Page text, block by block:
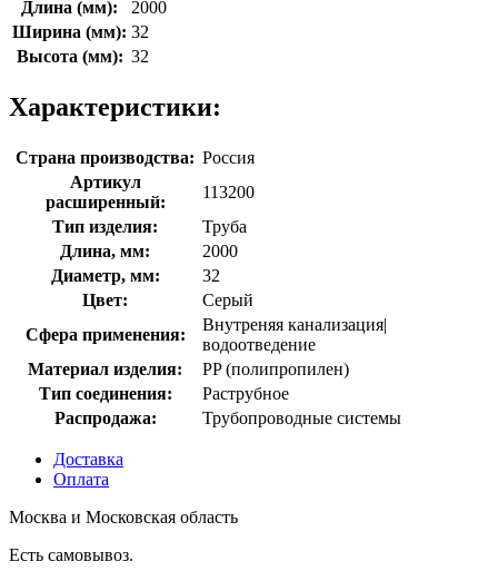
Длина (мм):
2000
Ширина (мм): 32
Высота (мм): 32
Характеристики:
Страна производства: Россия
Артикул
расширенный:
113200
Тип изделия:
Труба
Длина, мм:
2000
Диаметр, мм:
32
Цвет:
Серый
Сфера применения:
Внутреняя канализация|
водоотведение
Материал изделия:
PP (полипропилен)
Тип соединения:
Раструбное
Распродажа:
Трубопроводные системы
Доставка
Оплата
Москва и Московская область
Есть самовывоз.